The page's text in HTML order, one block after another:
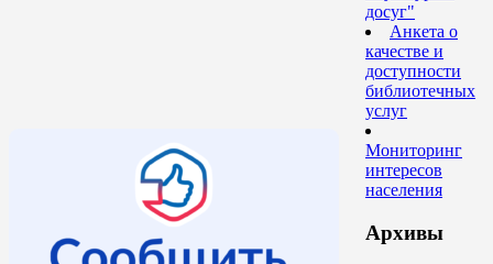
досуг"
Анкета о
качестве и
доступности
библиотечных
услуг
Мониторинг
интересов
населения
Архивы